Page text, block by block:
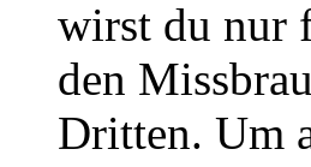
wirst du nur
den
Dritten. Um